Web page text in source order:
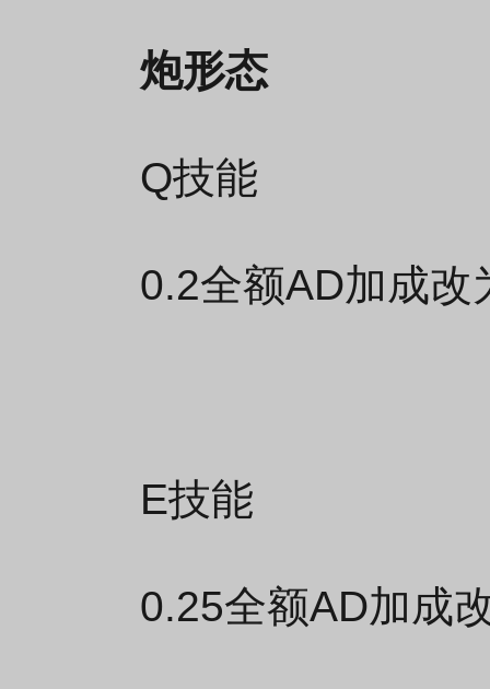
炮形态
Q技能
0.2全额AD加成改
E技能
0.25全额AD加成